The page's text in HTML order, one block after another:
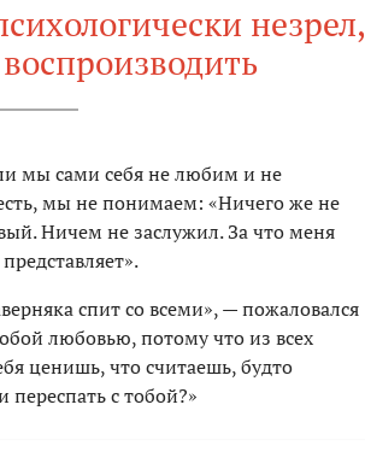
незрел,
мы сами себя не любим и не
мы не понимаем: «Ничего же не
Ничем не заслужил. За что меня
спит со всеми», — пожаловался
любовью, потому что из всех
ценишь, что считаешь, будто
с тобой?»